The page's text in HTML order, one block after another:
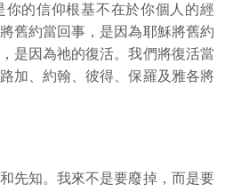
的信仰根基不在於你個人的經
舊約當回事，是因為耶穌將舊約
是因為祂的復活。我們將復活當
加、約翰、彼得、保羅及雅各將
先知。我來不是要廢掉，而是要